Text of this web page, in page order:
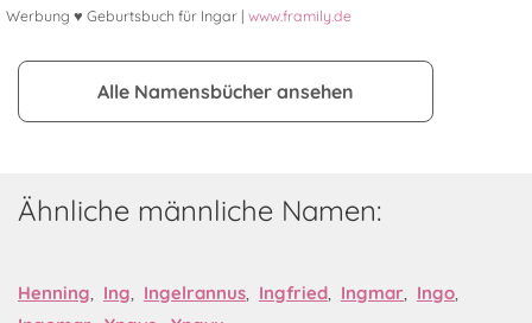
Werbung ♥ Geburtsbuch für Ingar | www.framily.de
Alle Namensbücher ansehen
Ähnliche männliche Namen:
Henning, Ing, Ingelrannus, Ingfried, Ingmar, Ingo,